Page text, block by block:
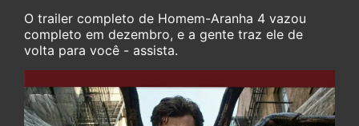
O trailer completo de Homem-Aranha 4 vazou
completo em dezembro, e a gente traz ele de
volta para você - assista.